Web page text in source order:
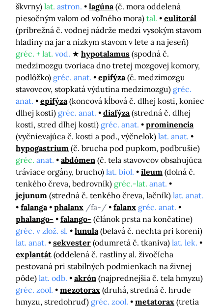
škvrny) lat. astron. lagúna (č. mora oddelená
piesočným valom od voľného mora) tal.
eulitorál
(príbrežná č. vodnej nádrže medzi vysokým stavom
hladiny na jar a nízkym stavom v lete a na jeseň)
gréc. + lat. vod. hypotalamus (spodná č.
medzimozgu tvoriaca dno tretej mozgovej komory,
podlôžko) gréc. anat. epifýza (č. medzimozgu
stavovcov, stopkatá výdutina medzimozgu) gréc.
anat.
epifýza (koncová kĺbová č. dlhej kosti, koniec
dlhej kosti) gréc. anat. diafýza (stredná č. dlhej
kosti, stred dlhej kosti) gréc. anat.
prominencia
(vyčnievajúca č. kosti a pod., výčnelok) lat. anat.
hypogastrium (č. brucha pod pupkom, podbrušie)
gréc. anat. abdómen (č. tela stavovcov obsahujúca
tráviace orgány, brucho) lat. biol. ileum (dolná č.
tenkého čreva, bedrovník) gréc.-lat. anat.
jejunum (stredná č. tenkého čreva, lačník) lat. anat.
falanga
phalanx /fa-/ falanx gréc. anat.
phalango-
falango- (článok prsta na končatine)
gréc. v zlož. sl.
lunula (belavá č. nechta pri koreni)
lat. anat.
sekvester (odumretá č. tkaniva) lat. lek.
explantát (oddelená č. rastliny al. živočícha
pestovaná pri stabilných podmienkach na živnej
pôde) lat. odb. akrón (najprednejšia č. tela hmyzu)
gréc. zool.
mezotorax (druhá, stredná č. hrude
hmyzu, stredohruď) gréc. zool. metatorax (tretia